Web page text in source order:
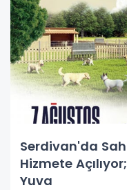
Serdivan'da
Hizmete
Yuva